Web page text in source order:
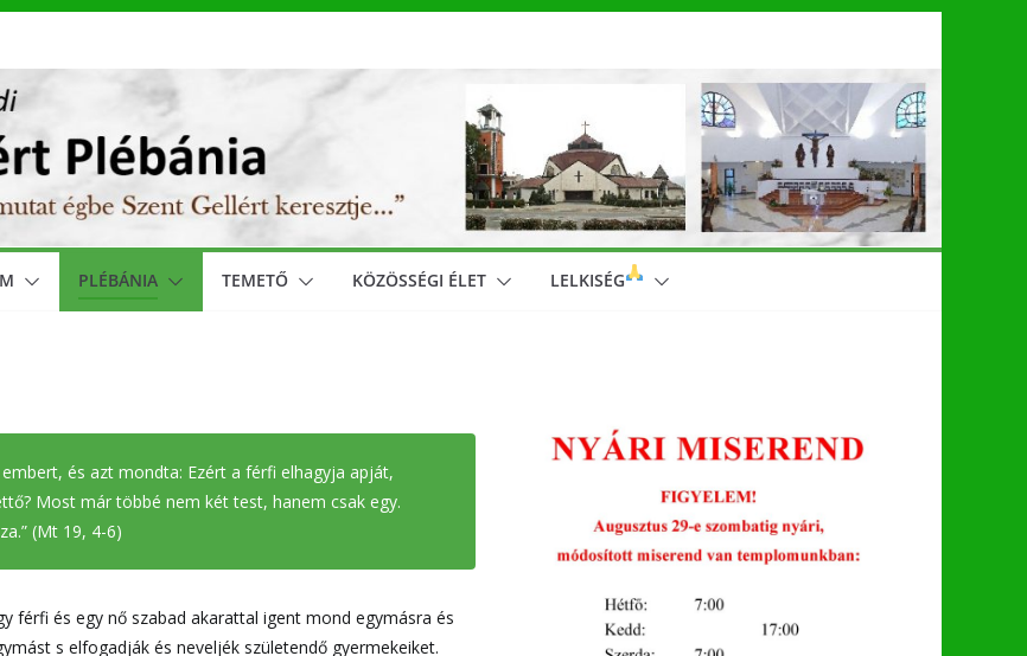
PLÉBÁNIA TEMETŐ KÖZÖSSÉGI ÉLET LELKISÉG
és azt mondta: Ezért a férfi elhagyja apját,
Most már többé nem két test, hanem csak egy.
(Mt 19, 4-6)
férfi és egy nő szabad akarattal igent mond egymásra és
s elfogadják és neveljék születendő gyermekeiket.